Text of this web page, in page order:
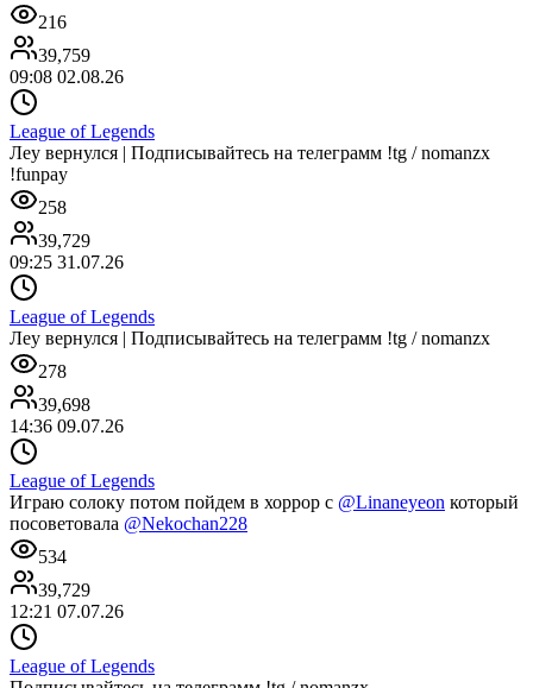
216
39,759
09:08 02.08.26
League of Legends
Леу вернулся | Подписывайтесь на телеграмм !tg / nomanzx
!funpay
258
39,729
09:25 31.07.26
League of Legends
Леу вернулся | Подписывайтесь на телеграмм !tg / nomanzx
278
39,698
14:36 09.07.26
League of Legends
Играю солоку потом пойдем в хоррор с @Linaneyeon который
посоветовала @Nekochan228
534
39,729
12:21 07.07.26
League of Legends